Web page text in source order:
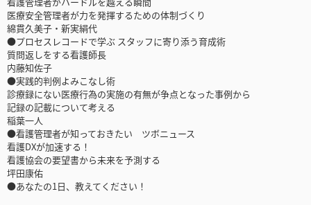
医療安全管理者が力を発揮するための体制づくり
綿貫久美子・新実絹代
●プロセスレコードで学ぶ スタッフに寄り添う育成術
質問返しをする看護師長
内藤知佐子
●実践的判例よみこなし術
診療録にない医療行為の実施の有無が争点となった事例から
記録の記載について考える
稲葉一人
●看護管理者が知っておきたい ツボニュース
看護DXが加速する！
看護協会の要望書から未来を予測する
坪田康佑
●あなたの1日、教えてください！